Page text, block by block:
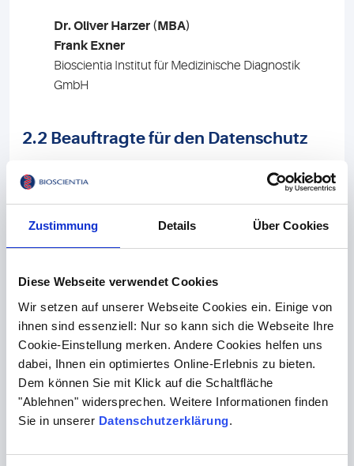
Zustimmung Details Über Cookies
Diese Webseite verwendet Cookies
Wir setzen auf unserer Webseite Cookies ein. Einige von
ihnen sind essenziell: Nur so kann sich die Webseite Ihre
Cookie-Einstellung merken. Andere Cookies helfen uns
dabei, Ihnen ein optimiertes Online-Erlebnis zu bieten.
Dem können Sie mit Klick auf die Schaltfläche
"Ablehnen" widersprechen. Weitere Informationen finden
Sie in unserer Datenschutzerklärung.
Dr. Oliver Harzer (MBA)
Frank Exner
Bioscientia Institut für Medizinische Diagnostik
GmbH
2.2 Beauftragte für den Datenschutz
Die Gesellschaft hat externe Datenschutz-Beauftragte,
die ebenfalls der Schweigepflicht unterliegen:
Externer Datenschutzbeauftragter:
intersoft consulting services AG
20097 Hamburg
DSB-bioscientia@intersoft-consulting.de
Interne Datenschutzabteilung:
Marie-Christin Wietzel
Tel:+49 6132 781 7413
Tanja Brodt